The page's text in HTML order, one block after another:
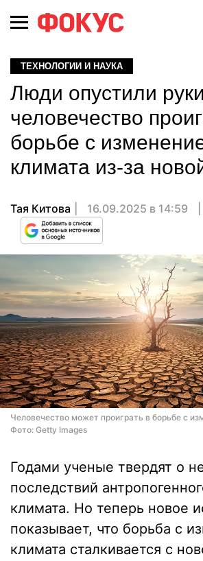
ТЕХНОЛОГИИ И НАУКА
Люди опустили
человечество
борьбе с
климата из-за
Тая Китова 16.09.2025 в 14:59
Человечество может проиграть в борьбе с
Фото: Getty Images
Годами ученые твердят о
последствий
климата. Но теперь новое
показывает, что борьба с
климата сталкивается с